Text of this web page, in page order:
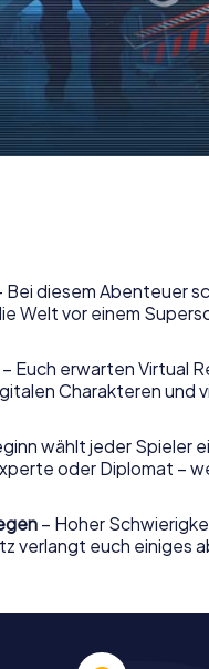
Bei diesem Abenteuer
Welt vor einem
– Euch erwarten Virtual
Charakteren und
wählt jeder Spieler
oder Diplomat –
– Hoher
verlangt euch einiges